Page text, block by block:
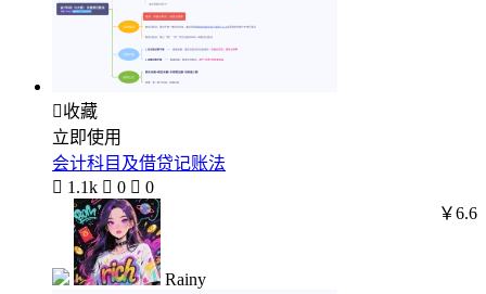
收藏
立即使用
会计科目及借贷记账法
 1.1k  0  0
Rainy
￥6.6